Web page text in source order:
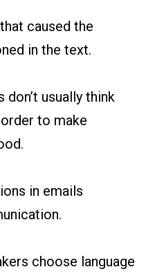
caused the
in the text.
usually think
to make
in emails
choose language